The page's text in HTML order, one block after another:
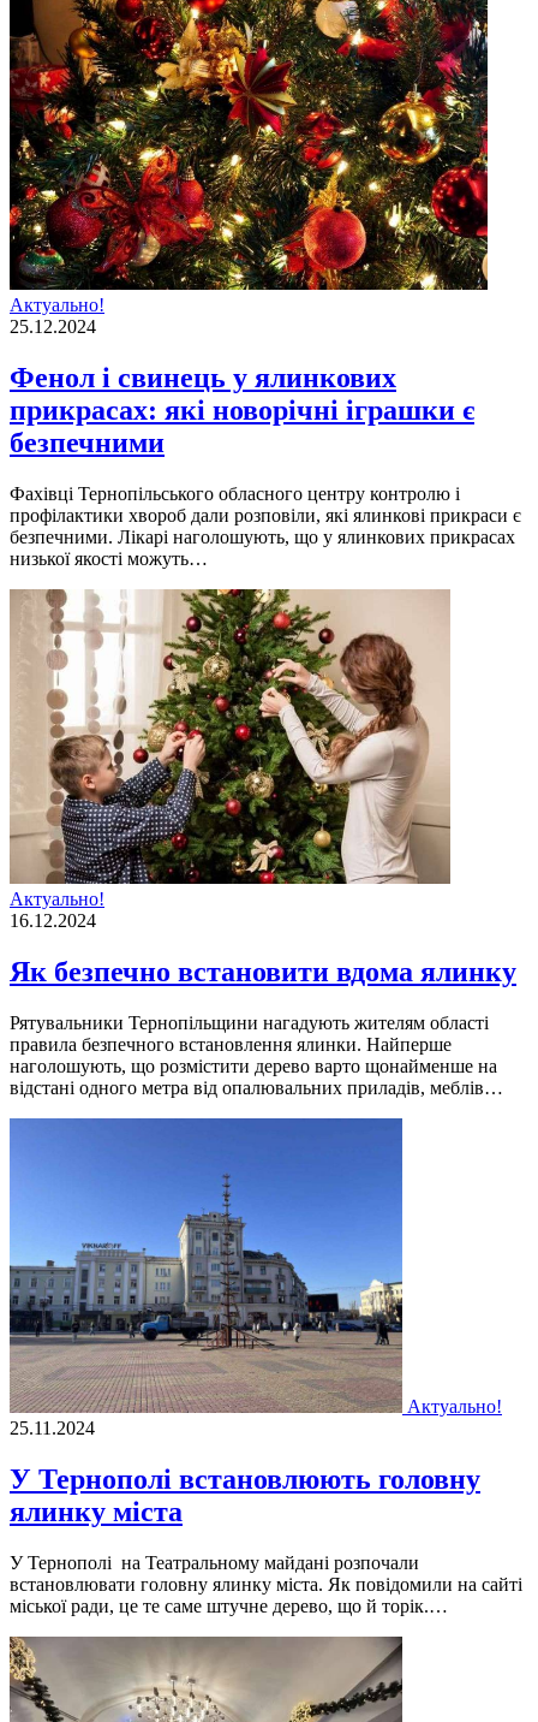
Актуально!
25.12.2024
Фенол і свинець у ялинкових
прикрасах: які новорічні іграшки є
безпечними
Фахівці Тернопільського обласного центру контролю і
профілактики хвороб дали розповіли, які ялинкові прикраси є
безпечними. Лікарі наголошують, що у ялинкових прикрасах
низької якості можуть…
Актуально!
16.12.2024
Як безпечно встановити вдома ялинку
Рятувальники Тернопільщини нагадують жителям області
правила безпечного встановлення ялинки. Найперше
наголошують, що розмістити дерево варто щонайменше на
відстані одного метра від опалювальних приладів, меблів…
Актуально!
25.11.2024
У Тернополі встановлюють головну
ялинку міста
У Тернополі на Театральному майдані розпочали
встановлювати головну ялинку міста. Як повідомили на сайті
міської ради, це те саме штучне дерево, що й торік.…